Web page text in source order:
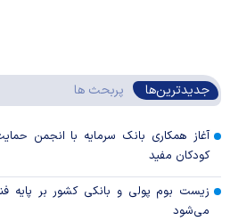
جدیدترین‌ها پربحث ها
آغاز همکاری بانک سرمایه با انجمن
کودکان مفید
زیست بوم پولی و بانکی کشور بر پایه
می‌شود